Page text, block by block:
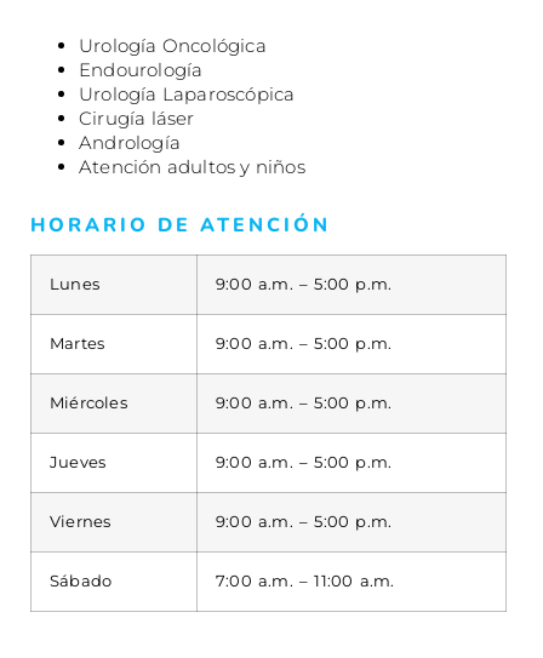
Urología Oncológica
Endourología
Urología Laparoscópica
Cirugía láser
Andrología
Atención adultos y niños
HORARIO DE ATENCIÓN
Lunes 9:00 a.m. – 5:00 p.m.
Martes 9:00 a.m. – 5:00 p.m.
Miércoles 9:00 a.m. – 5:00 p.m.
Jueves 9:00 a.m. – 5:00 p.m.
Viernes 9:00 a.m. – 5:00 p.m.
Sábado 7:00 a.m. – 11:00 a.m.